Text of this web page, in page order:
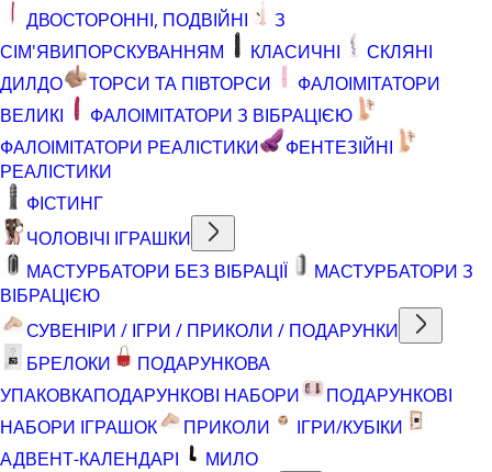
ДВОСТОРОННІ, ПОДВІЙНІ
З
СІМ'ЯВИПОРСКУВАННЯМ
КЛАСИЧНІ
СКЛЯНІ
ДИЛДО
ТОРСИ ТА ПІВТОРСИ
ФАЛОІМІТАТОРИ
ВЕЛИКІ
ФАЛОІМІТАТОРИ З ВІБРАЦІЄЮ
ФАЛОІМІТАТОРИ РЕАЛІСТИКИ
ФЕНТЕЗІЙНІ
РЕАЛІСТИКИ
ФІСТИНГ
ЧОЛОВІЧІ ІГРАШКИ
МАСТУРБАТОРИ БЕЗ ВІБРАЦІЇ
МАСТУРБАТОРИ З
ВІБРАЦІЄЮ
СУВЕНІРИ / ІГРИ / ПРИКОЛИ / ПОДАРУНКИ
БРЕЛОКИ
ПОДАРУНКОВА
УПАКОВКАПОДАРУНКОВІ НАБОРИ
ПОДАРУНКОВІ
НАБОРИ ІГРАШОК
ПРИКОЛИ
ІГРИ/КУБІКИ
АДВЕНТ-КАЛЕНДАРІ
МИЛО